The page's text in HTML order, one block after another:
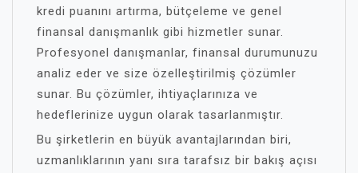
kredi puanını artırma, bütçeleme ve genel
finansal danışmanlık gibi hizmetler sunar.
Profesyonel danışmanlar, finansal durumunuzu
analiz eder ve size özelleştirilmiş çözümler
sunar. Bu çözümler, ihtiyaçlarınıza ve
hedeflerinize uygun olarak tasarlanmıştır.
Bu şirketlerin en büyük avantajlarından biri,
uzmanlıklarının yanı sıra tarafsız bir bakış açısı